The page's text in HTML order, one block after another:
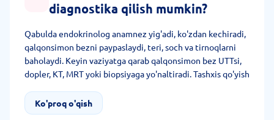
diagnostika qilish mumkin?
Qabulda endokrinolog anamnez yig'adi, ko'zdan kechiradi,
qalqonsimon bezni paypaslaydi, teri, soch va tirnoqlarni
baholaydi. Keyin vaziyatga qarab qalqonsimon bez UTTsi,
dopler, KT, MRT yoki biopsiyaga yo'naltiradi. Tashxis qo'yish
yo'naltiradi. Ushbu diagnostika usullari ma'lumotlariga
asoslanib, shifokor tashxis qo'yadi va davolash
Ko'proq o'qish